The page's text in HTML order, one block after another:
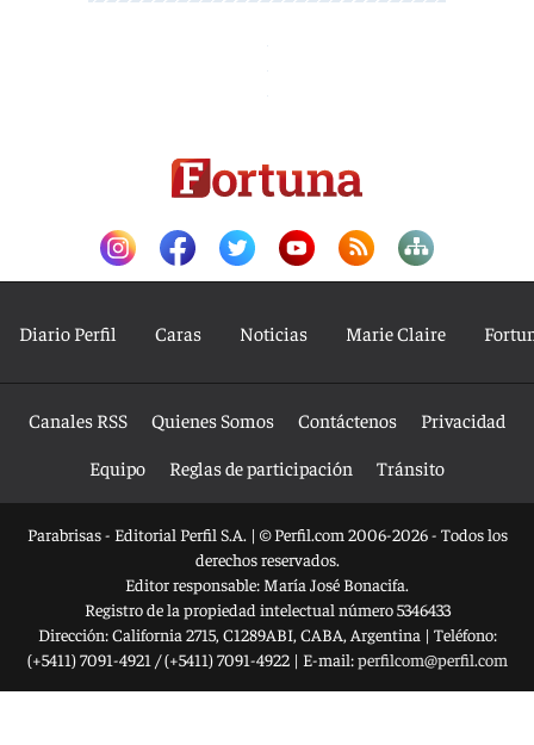
Diario Perfil Caras Noticias Marie Claire
Canales RSS Quienes Somos Contáctenos
Privacidad
Equipo
Reglas de participación Tránsito
Parabrisas - Editorial Perfil S.A. | © Perfil.com 2006-2026 - Todos los
derechos reservados.
Editor responsable: María José Bonacifa.
Registro de la propiedad intelectual número 5346433
Dirección:California 2715, C1289ABI, CABA, Argentina | Teléfono:
(+5411) 7091-4921 /(+5411) 7091-4922| E-mail:perfilcom@perfil.com